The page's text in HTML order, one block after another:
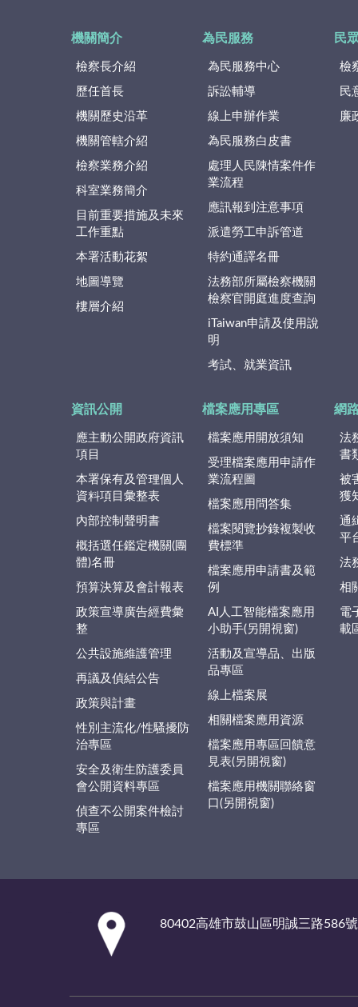
機關簡介
檢察長介紹
歷任首長
機關歷史沿革
機關管轄介紹
檢察業務介紹
科室業務簡介
目前重要措施及未來
工作重點
本署活動花絮
地圖導覽
樓層介紹
為民服務
為民服務中心
訴訟輔導
線上申辦作業
為民服務白皮書
處理人民陳情案件作
業流程
應訊報到注意事項
派遣勞工申訴管道
特約通譯名冊
法務部所屬檢察機關
檢察官開庭進度查詢
iTaiwan申請及使用說
明
考試、就業資訊
民
檢
民
廉
資訊公開
應主動公開政府資訊
項目
本署保有及管理個人
資料項目彙整表
內部控制聲明書
概括選任鑑定機關(團
體)名冊
預算決算及會計報表
政策宣導廣告經費彙
整
公共設施維護管理
再議及偵結公告
政策與計畫
性別主流化/性騷擾防
治專區
安全及衛生防護委員
會公開資料專區
偵查不公開案件檢討
專區
檔案應用專區
檔案應用開放須知
受理檔案應用申請作
業流程圖
檔案應用問答集
檔案閱覽抄錄複製收
費標準
檔案應用申請書及範
例
AI人工智能檔案應用
小助手(另開視窗)
活動及宣導品、出版
品專區
線上檔案展
相關檔案應用資源
檔案應用專區回饋意
見表(另開視窗)
檔案應用機關聯絡窗
口(另開視窗)
網
法
書
被
獲
通
平
法
相
電
載
80402高雄市鼓山區明誠三路586號